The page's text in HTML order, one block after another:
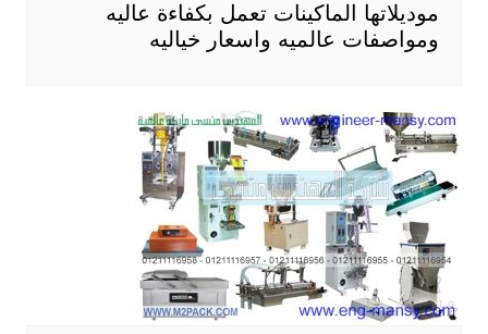
موديلاتها الماكينات تعمل بكفاءة عاليه
ومواصفات عالميه واسعار خياليه